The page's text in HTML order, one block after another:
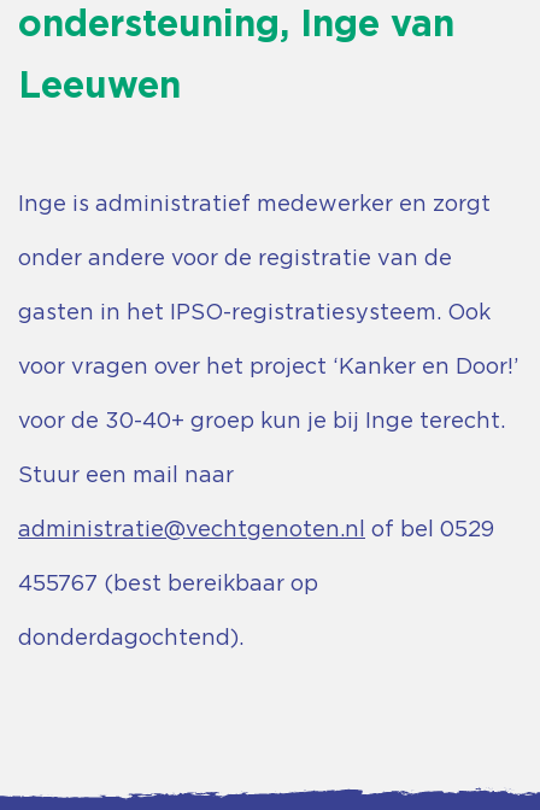
ondersteuning, Inge van
Leeuwen
Inge is administratief medewerker en zorgt
onder andere voor de registratie van de
gasten in het IPSO-registratiesysteem. Ook
voor vragen over het project ‘Kanker en Door!’
voor de 30-40+ groep kun je bij Inge terecht.
Stuur een mail naar
administratie@vechtgenoten.nl of bel 0529
455767 (best bereikbaar op
donderdagochtend).